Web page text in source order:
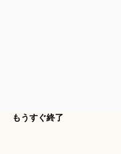
もうすぐ終了